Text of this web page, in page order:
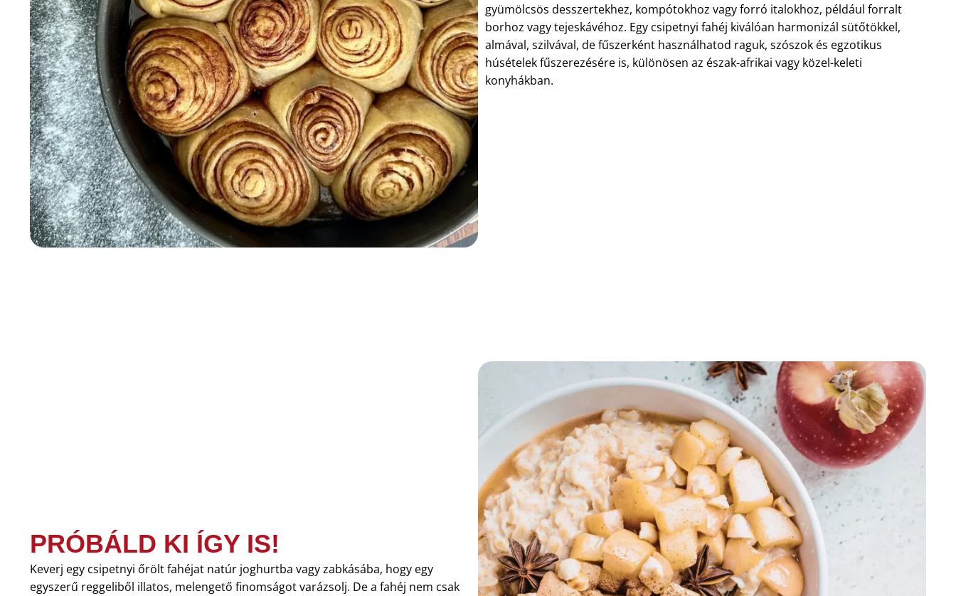
gyümölcsös desszertekhez, kompótokhoz vagy forró italokhoz, például forralt
borhoz vagy tejeskávéhoz. Egy csipetnyi fahéj kiválóan harmonizál sütőtökkel,
almával, szilvával, de fűszerként használhatod raguk, szószok és egzotikus
húsételek fűszerezésére is, különösen az észak-afrikai vagy közel-keleti
konyhákban.
PRÓBÁLD KI ÍGY IS!
Keverj egy csipetnyi őrölt fahéjat natúr joghurtba vagy zabkásába, hogy egy
egyszerű reggeliből illatos, melengető finomságot varázsolj. De a fahéj nem csak